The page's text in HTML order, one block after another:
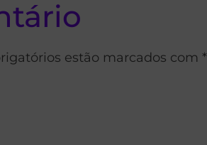
estão marcados com *